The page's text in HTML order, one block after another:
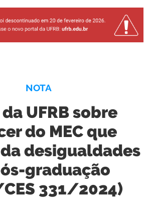
NOTA
UFRB sobre
do MEC que
desigualdades
graduação
331/2024)